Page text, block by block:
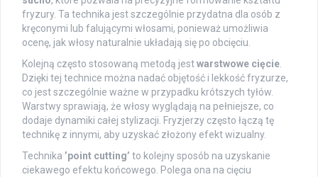
fryzury. Ta technika jest szczególnie przydatna dla osób z
kręconymi lub falującymi włosami, ponieważ umożliwia
ocenę, jak włosy naturalnie układają się po obcięciu.
Kolejną często stosowaną metodą jestwarstwowe cięcie.
Dzięki tej technice można nadać objętość i lekkość fryzurze,
co jest szczególnie ważne w przypadku krótszych tyłów.
Warstwy sprawiają, że włosy wyglądają na pełniejsze, co
dodaje dynamiki całej stylizacji. Fryzjerzy często łączą tę
technikę z innymi, aby uzyskać złożony efekt wizualny.
Technika ’point cutting’ to kolejny sposób na uzyskanie
ciekawego efektu końcowego. Polega ona na cięciu